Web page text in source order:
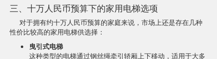
三、十万人民币预算下的家用电梯选项
对于拥有约十万人民币预算的家庭来说，市场上还是存在几种
性价比较高的家用电梯供选择：
曳引式电梯
这种类型的电梯通过钢丝绳牵引轿厢上下移动，适用于大多